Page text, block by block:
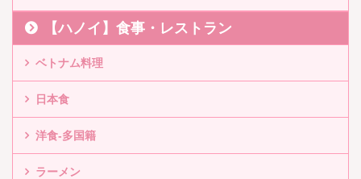
【ハノイ】食事・レストラン
ベトナム料理
日本食
洋食-多国籍
ラーメン